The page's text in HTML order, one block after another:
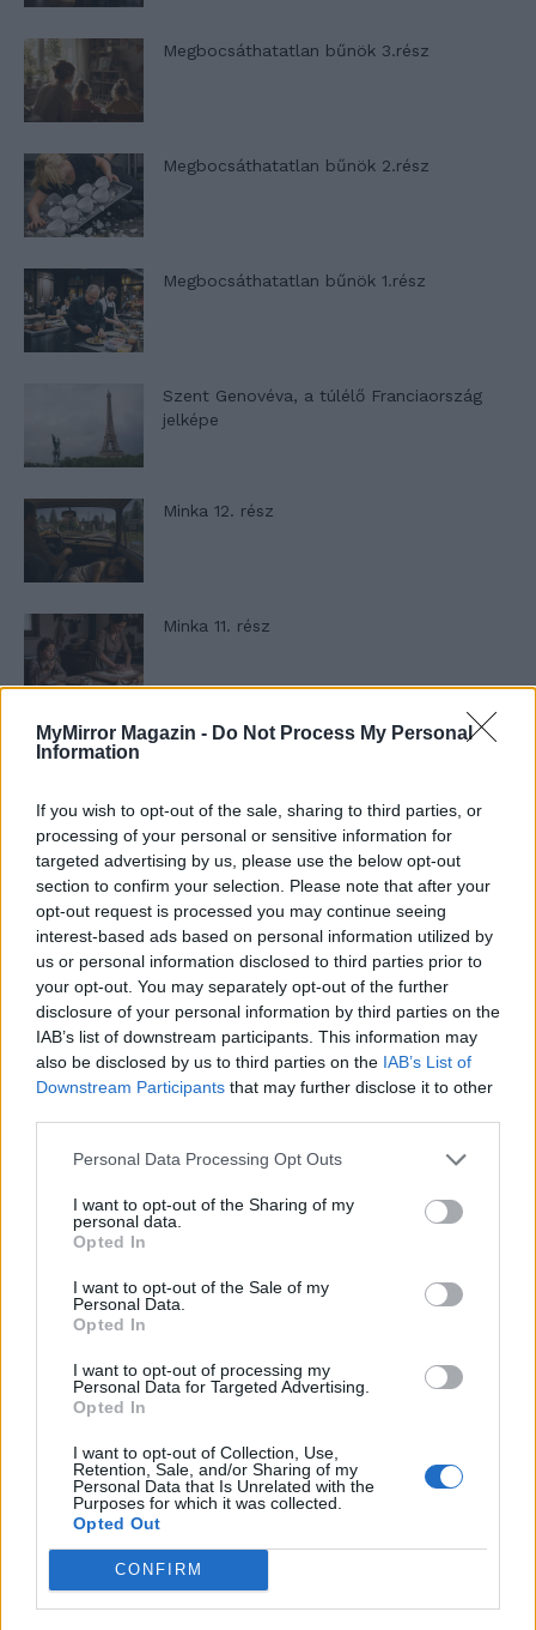
MyMirror Magazin - Do Not Process My Personal
Information
If you wish to opt-out of the sale, sharing to third parties, or
processing of your personal or sensitive information for
targeted advertising by us, please use the below opt-out
section to confirm your selection. Please note that after your
opt-out request is processed you may continue seeing
interest-based ads based on personal information utilized by
us or personal information disclosed to third parties prior to
your opt-out. You may separately opt-out of the further
disclosure of your personal information by third parties on the
IAB’s list of downstream participants. This information may
also be disclosed by us to third parties on the IAB’s List of
Downstream Participants that may further disclose it to other
Personal Data Processing Opt Outs
I want to opt-out of the Sharing of my
personal data.
Opted In
I want to opt-out of the Sale of my
Personal Data.
Opted In
I want to opt-out of processing my
Personal Data for Targeted Advertising.
Opted In
I want to opt-out of Collection, Use,
Retention, Sale, and/or Sharing of my
Personal Data that Is Unrelated with the
Purposes for which it was collected.
Opted Out
CONFIRM
Megbocsáthatatlan bűnök 3.rész
Megbocsáthatatlan bűnök 2.rész
Megbocsáthatatlan bűnök 1.rész
Szent Genovéva, a túlélő Franciaország
jelképe
Minka 12. rész
Minka 11. rész
T. szereti a fiatal lányokat 14. rész
Pedig szóltam… – Miért nem hiszünk a
nőknek, amikor segítséget kérnek?
A legidegesítőbb kifejezések laza
gyűjteménye
Elyna Robbs: Adéle és az örökölt árnyak
Woody Allen megosztó zsenialitása
A világ legismertebb ruhái
Panna és a szép szerelmek mítosza 3.